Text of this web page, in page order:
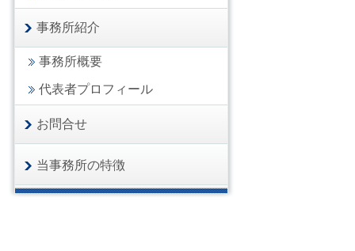
事務所紹介
事務所概要
代表者プロフィール
お問合せ
当事務所の特徴